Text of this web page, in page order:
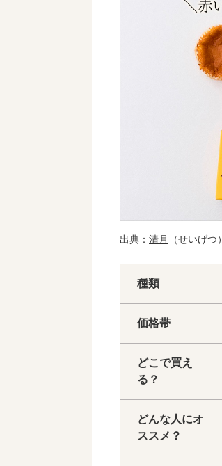
出典： 清月 （せいげつ）
種類
価格帯
どこで買え
る？
どんな人にオ
ススメ？